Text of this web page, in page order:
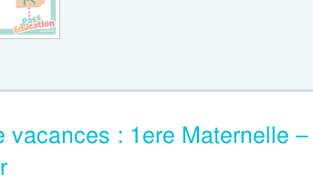
vacances : 1ere Maternelle